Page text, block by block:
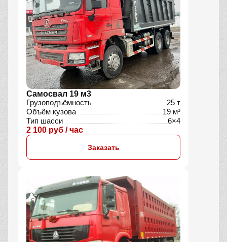
Самосвал 19 м3
Грузоподъёмность
25 т
Объём кузова
19 м³
Тип шасси
6×4
2 100 руб / час
Заказать